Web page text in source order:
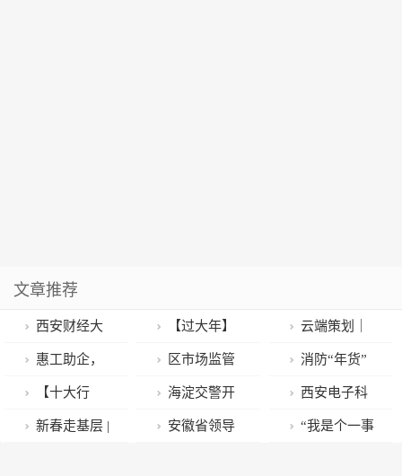
文章推荐
西安财经大
学开展“送福写
春联商南行”文
化下乡活动
【过大年】
整治占道经
营，规范市容
秩序 曹县融媒
云端策划｜
党的二十大报
告&省政府工
作报告“百姓视
惠工助企，
武清把温暖送
到他们心坎上
区市场监管
局严把食品安
全关
消防“年货”
带回家，假期
安全都靠它！
【十大行
动】筑牢电诈
海淀交警开
展假期交通安
西安电子科
技大学学子在
新春走基层 | 安徽省领导 “我是个一事